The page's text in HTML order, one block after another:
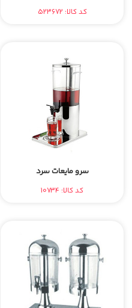
کد کالا: 523672
سرو مایعات سرد
کد کالا: 10734